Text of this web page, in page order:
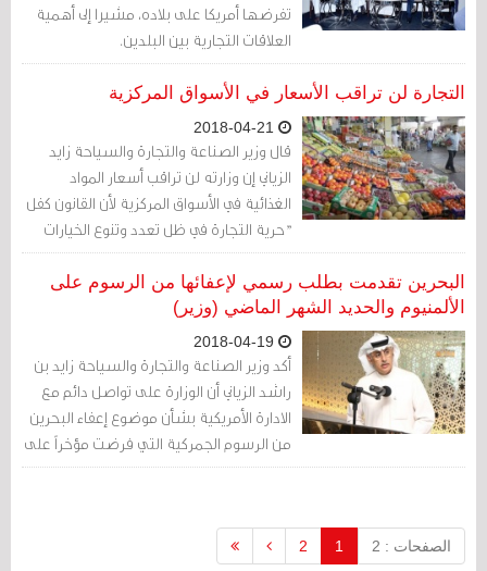
تفرضها أمريكا على بلاده، مشيرا إلى أهمية
العلاقات التجارية بين البلدين.
التجارة لن تراقب الأسعار في الأسواق المركزية
قال وزير الصناعة والتجارة والسياحة زايد
الزياني إن وزارته لن تراقب أسعار المواد
الغذائية في الأسواق المركزية لأن القانون كفل
"حرية التجارة في ظل تعدد وتنوع الخيارات
أمام المستهلكين".
البحرين تقدمت بطلب رسمي لإعفائها من الرسوم على
الألمنيوم والحديد الشهر الماضي (وزير)
أكد وزير الصناعة والتجارة والسياحة زايد بن
راشد الزياني أن الوزارة على تواصل دائم مع
الادارة الأمريكية بشأن موضوع إعفاء البحرين
من الرسوم الجمركية التي فرضت مؤخراً على
واردات الألمنيوم والحديد، حيث تبذل الوزارة
من أجل الحصول على استثناء خاص في هذا
الصفحات : 2 1
2